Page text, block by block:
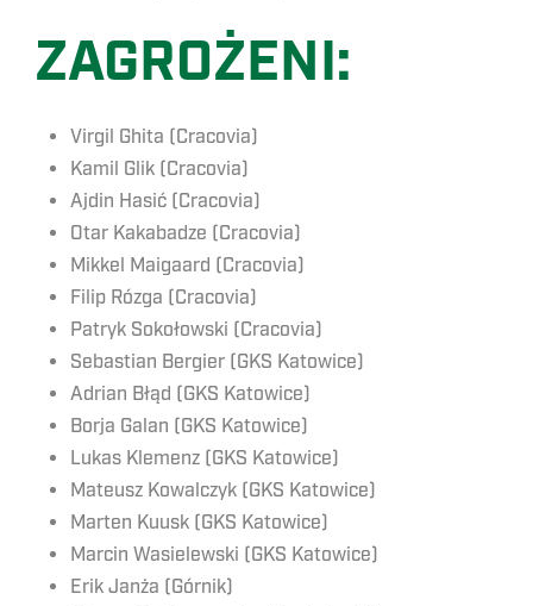
ZAGROŻENI:
Virgil Ghita (Cracovia)
Kamil Glik (Cracovia)
Ajdin Hasić (Cracovia)
Otar Kakabadze (Cracovia)
Mikkel Maigaard (Cracovia)
Filip Rózga (Cracovia)
Patryk Sokołowski (Cracovia)
Sebastian Bergier (GKS Katowice)
Adrian Błąd (GKS Katowice)
Borja Galan (GKS Katowice)
Lukas Klemenz (GKS Katowice)
Mateusz Kowalczyk (GKS Katowice)
Marten Kuusk (GKS Katowice)
Marcin Wasielewski (GKS Katowice)
Erik Janża (Górnik)